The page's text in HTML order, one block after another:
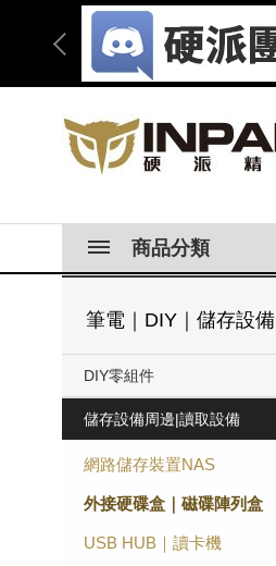
商品分類
筆電｜DIY｜儲存設備
DIY零組件
儲存設備周邊|讀取設備
網路儲存裝置NAS
外接硬碟盒｜磁碟陣列盒
USB HUB｜讀卡機